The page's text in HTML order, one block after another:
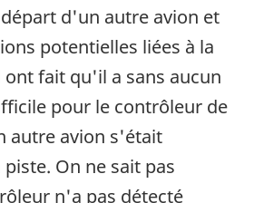
d'un autre avion et
potentielles liées à la
fait qu'il a sans aucun
pour le contrôleur de
autre avion s'était
On ne sait pas
n'a pas détecté